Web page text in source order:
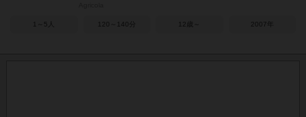
1～5人 120～140分 12歳～ 2007年